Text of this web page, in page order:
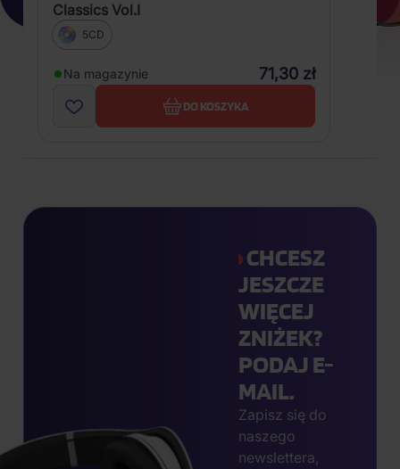
Classics Vol.I
5CD
Na magazynie 71,30 zł
DO KOSZYKA
CHCESZ
JESZCZE
WIĘCEJ
ZNIŻEK?
PODAJ E-
MAIL.
Zapisz się do
naszego
newslettera,